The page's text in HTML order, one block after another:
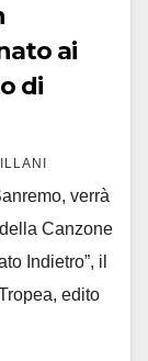
ai
di
verrà
Canzone
Indietro”, il
edito